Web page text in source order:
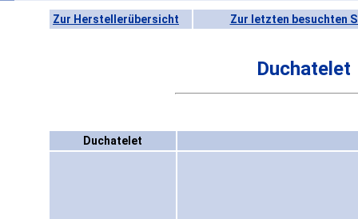
Zur Herstellerübersicht Zur letzten besuchten
Duchatelet
Duchatelet